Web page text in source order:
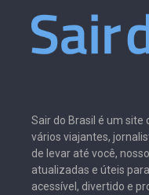
Sair do Brasil é um site
vários viajantes,
de levar até você,
atualizadas e úteis
acessível, divertido e